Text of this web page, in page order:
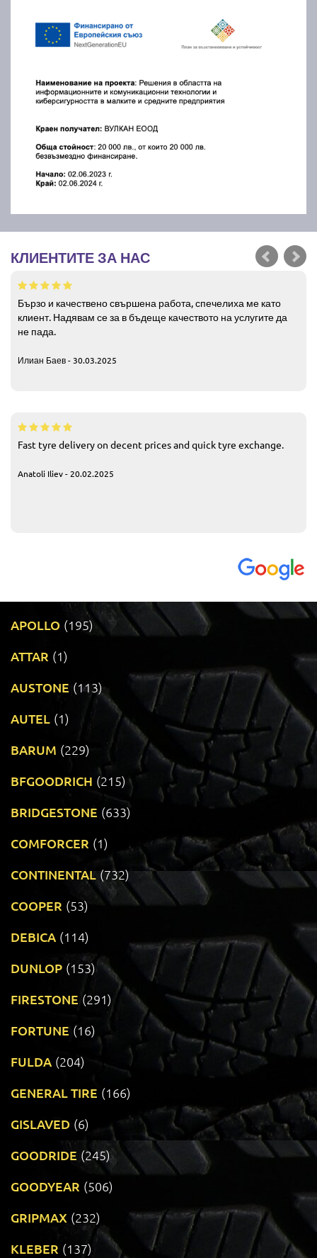
КЛИЕНТИТЕ ЗА НАС
Бързо и качествено свършена работа, спечелиха ме като
клиент. Надявам се за в бъдеще качеството на услугите да
не пада.
Илиан Баев - 30.03.2025
Fast tyre delivery on decent prices and quick tyre exchange.
Anatoli Iliev - 20.02.2025
APOLLO (195)
ATTAR (1)
AUSTONE (113)
AUTEL (1)
BARUM (229)
BFGOODRICH (215)
BRIDGESTONE (633)
COMFORCER (1)
CONTINENTAL (732)
COOPER (53)
DEBICA (114)
DUNLOP (153)
FIRESTONE (291)
FORTUNE (16)
FULDA (204)
GENERAL TIRE (166)
GISLAVED (6)
GOODRIDE (245)
GOODYEAR (506)
GRIPMAX (232)
KLEBER (137)